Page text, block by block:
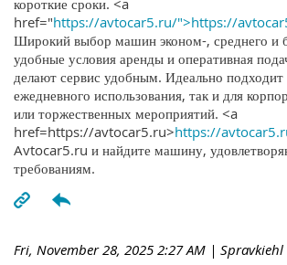
href="https://avtocar5.ru/">https://
Широкий выбор машин эконом-, среднего и
удобные условия аренды и оперативная
делают сервис удобным. Идеально подходит
ежедневного использования, так и для
или торжественных мероприятий. <a
href=https://avtocar5.ru>https://
Avtocar5.ru и найдите машину,
требованиям.
Fri, November 28, 2025 2:27 AM | Spravkiehl